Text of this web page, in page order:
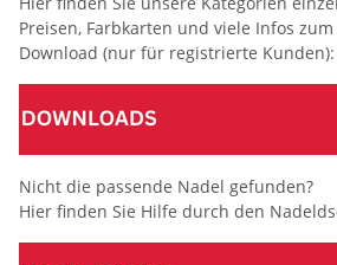
Preisen, Farbkarten und viele Infos zum
Download (nur für registrierte Kunden):
Nicht die passende Nadel gefunden?
Hier finden Sie Hilfe durch den